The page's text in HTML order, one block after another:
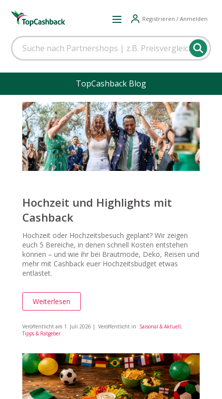
Registrieren / Anmelden
TopCashback Blog
Hochzeit und Highlights mit
Cashback
Hochzeit oder Hochzeitsbesuch geplant? Wir zeigen
euch 5 Bereiche, in denen schnell Kosten entstehen
können – und wie ihr bei Brautmode, Deko, Reisen und
mehr mit Cashback euer Hochzeitsbudget etwas
entlastet.
Weiterlesen
Veröffentlicht am 1. Juli 2026 | Veröffentlicht in Saisonal & Aktuell,
Tipps & Ratgeber